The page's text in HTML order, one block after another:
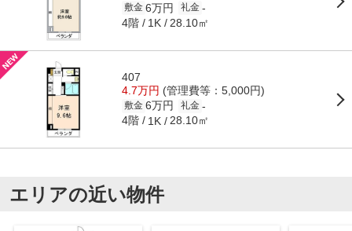
敷金 6万円 礼金 -
4階 1K 28.10㎡
407
4.7万円 (管理費等：5,000円)
敷金 6万円 礼金 -
4階 1K 28.10㎡
エリアの近い物件